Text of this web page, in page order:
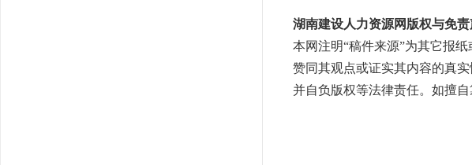
湖南建设人力资源网版权与免责
本网注明“稿件来源”为其它报
赞同其观点或证实其内容的真
并自负版权等法律责任。如擅